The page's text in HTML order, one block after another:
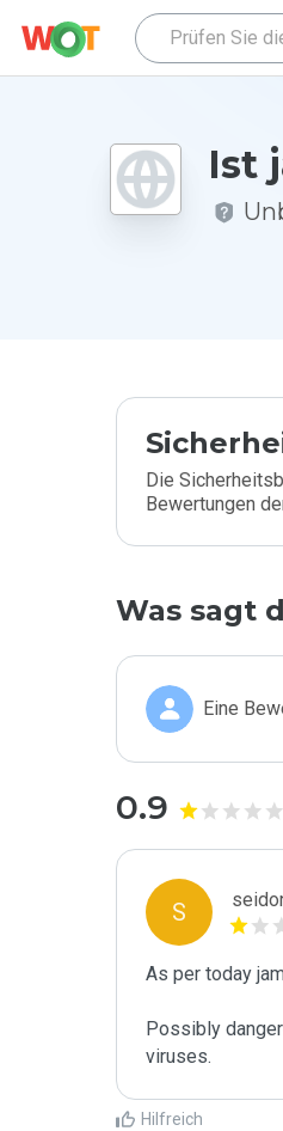
Ist
Die
Bewertungen
Was sagt
Eine
0.9
S
As per today
Possibly
viruses.
Hilfreich